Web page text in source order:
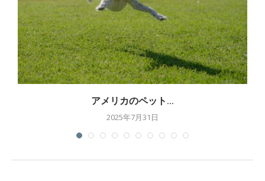
アメリカのペット...
2025年7月31日